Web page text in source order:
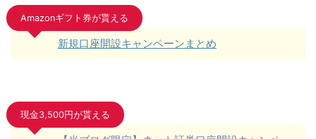
Amazonギフト券が貰える
新規口座開設キャンペーンまとめ
現金3,500円が貰える